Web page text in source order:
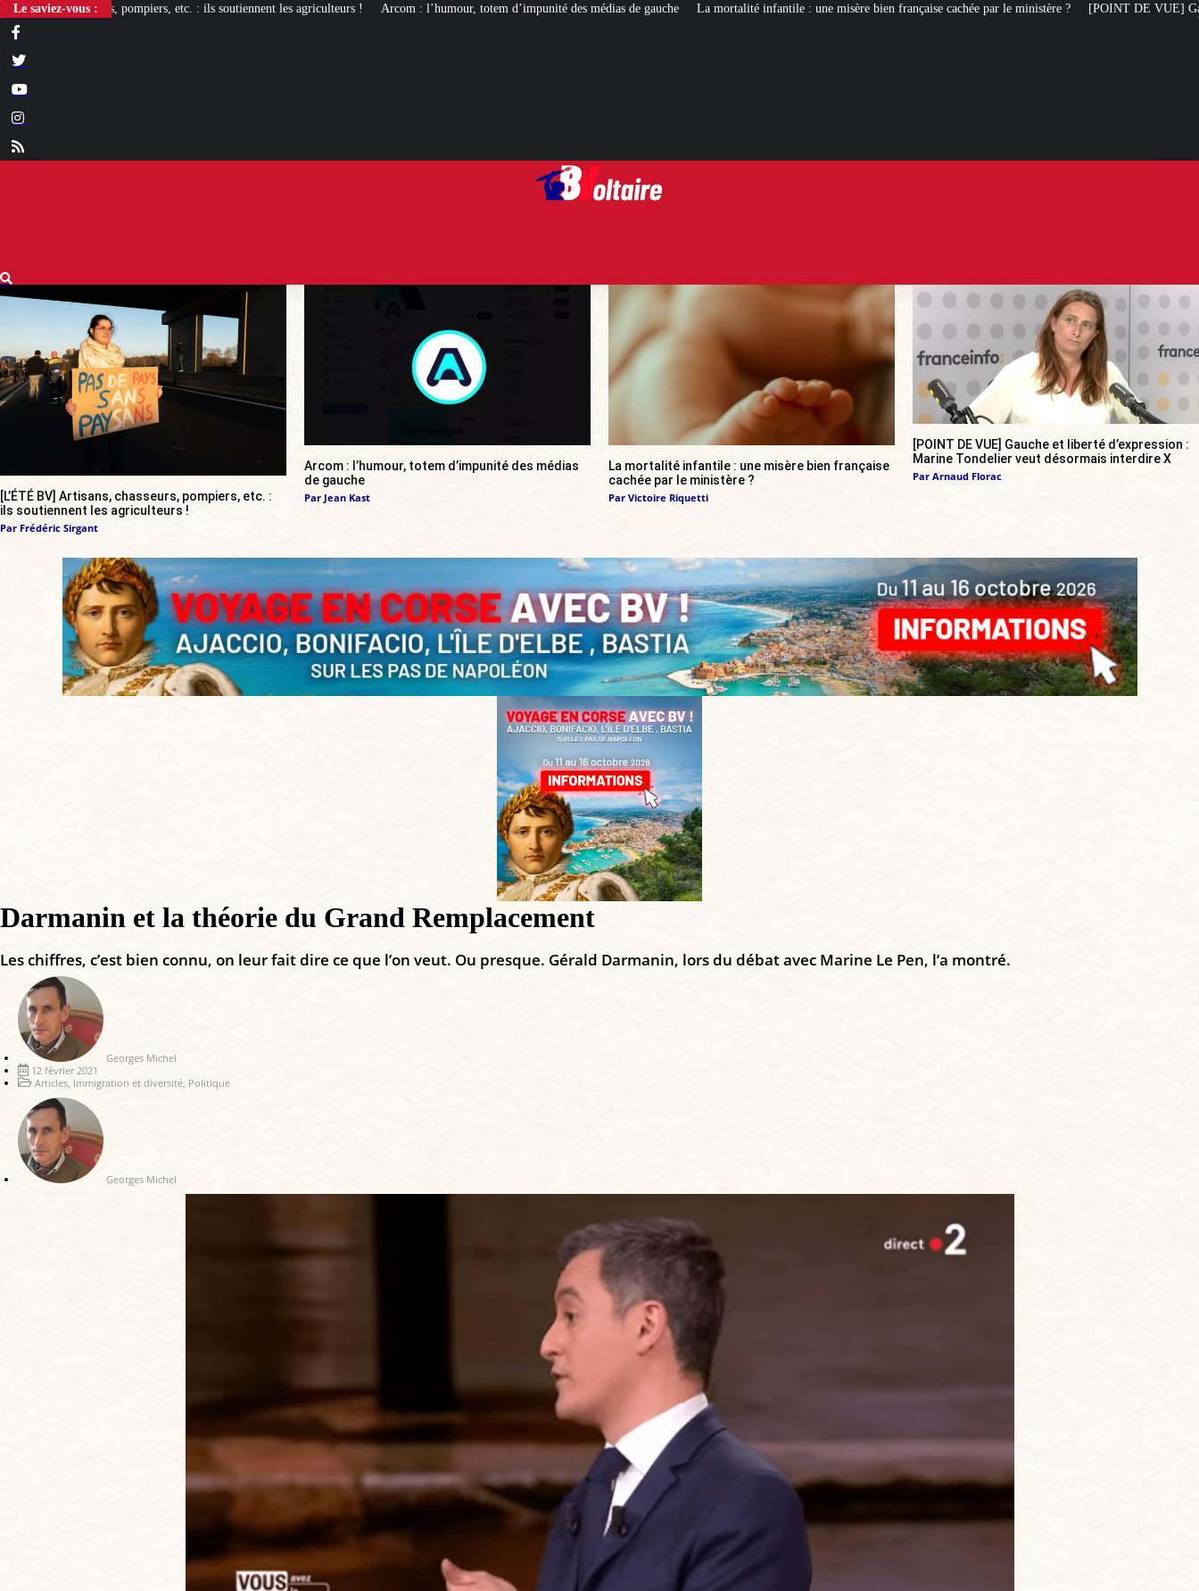
Le saviez-vous :
etc. : ils soutiennent les agriculteurs ! Arcom : l’humour, totem d’impunité des médias de gauche La mortalité infantile : une misère bien française cachée par le ministère ? [POINT DE VUE] Gauche et liberté
[L’ÉTÉ BV] Artisans, chasseurs, pompiers, etc. :
ils soutiennent les agriculteurs !
Par Frédéric Sirgant
Arcom : l’humour, totem d’impunité des médias
de gauche
Par Jean Kast
La mortalité infantile : une misère bien française
cachée par le ministère ?
Par Victoire Riquetti
[POINT DE VUE] Gauche et liberté d’expression :
Marine Tondelier veut désormais interdire X
Par Arnaud Florac
Darmanin et la théorie du Grand Remplacement
Les chiffres, c’est bien connu, on leur fait dire ce que l’on veut. Ou presque. Gérald Darmanin, lors du débat avec Marine Le Pen, l’a montré.
Georges Michel
12 février 2021
Articles Immigration et diversité Politique
Georges Michel